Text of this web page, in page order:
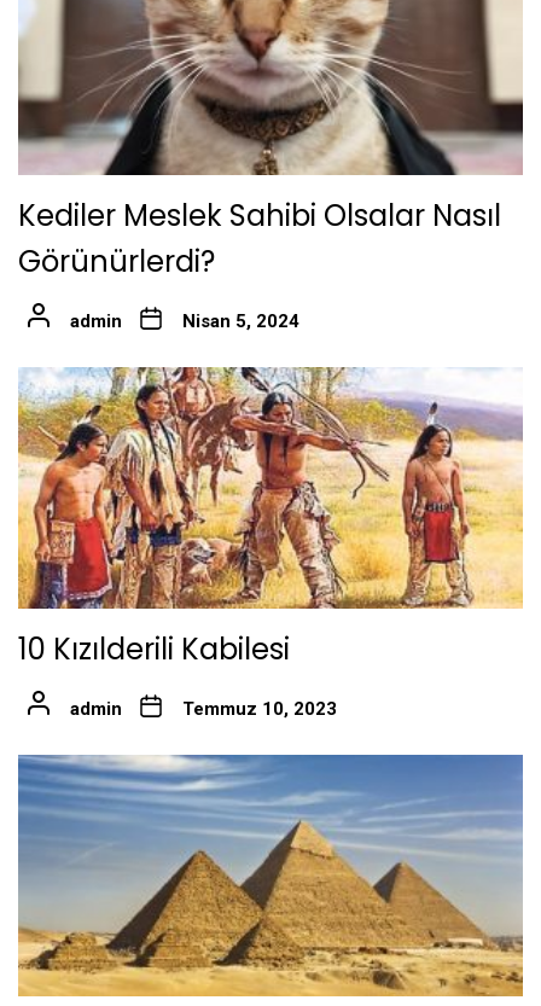
Kediler Meslek Sahibi Olsalar Nasıl
Görünürlerdi?
admin Nisan 5, 2024
10 Kızılderili Kabilesi
admin Temmuz 10, 2023